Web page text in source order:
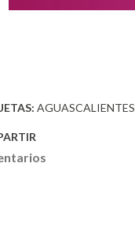
AGUASCALIENTES